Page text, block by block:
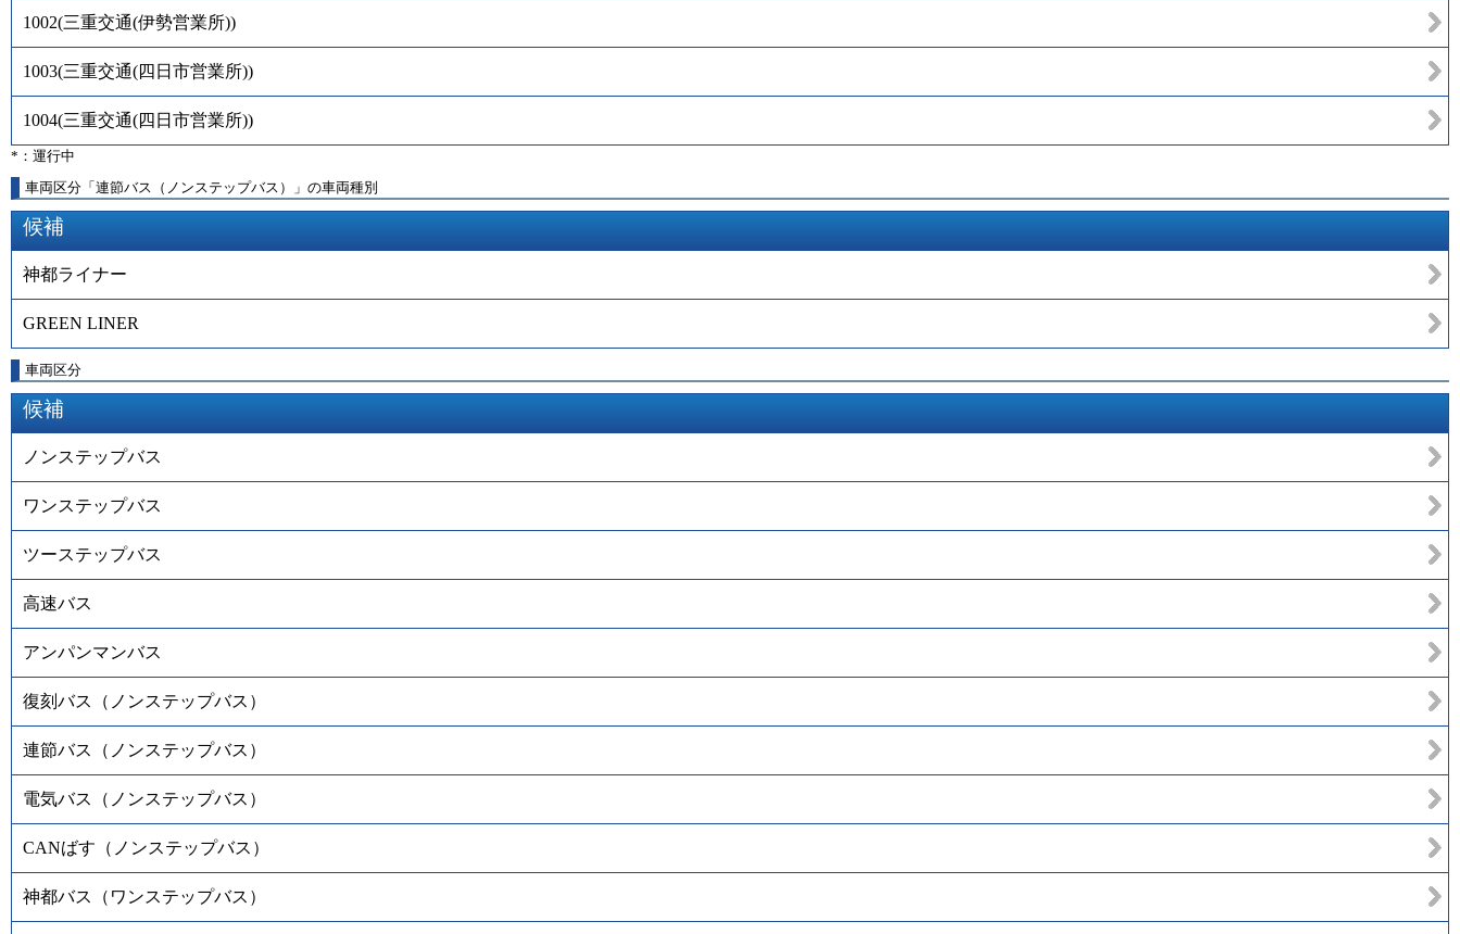
1002(三重交通(伊勢営業所))
1003(三重交通(四日市営業所))
1004(三重交通(四日市営業所))
*：運行中
車両区分「連節バス（ノンステップバス）」の車両種別
候補
神都ライナー
GREEN LINER
車両区分
候補
ノンステップバス
ワンステップバス
ツーステップバス
高速バス
アンパンマンバス
復刻バス（ノンステップバス）
連節バス（ノンステップバス）
電気バス（ノンステップバス）
CANばす（ノンステップバス）
神都バス（ワンステップバス）